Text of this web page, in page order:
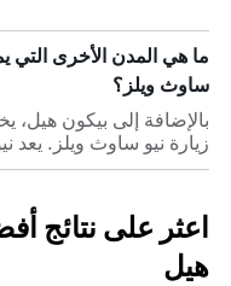
ما هي المدن الأخرى التي
ساوث ويلز؟
بالإضافة إلى بيكون هيل،
زيارة نيو ساوث ويلز. يعد
اعثر على نتائج
هيل